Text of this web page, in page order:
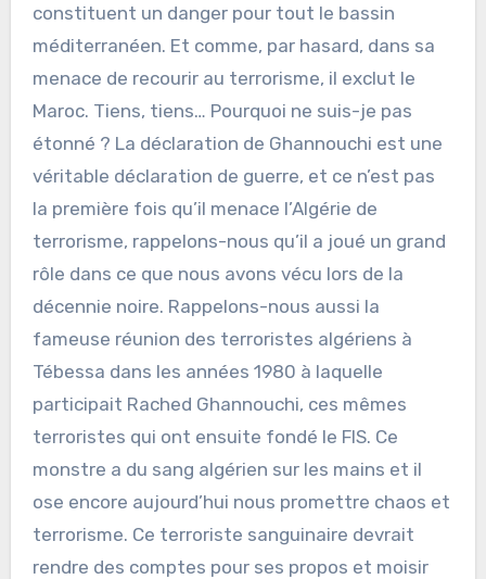
constituent un danger pour tout le bassin
méditerranéen. Et comme, par hasard, dans sa
menace de recourir au terrorisme, il exclut le
Maroc. Tiens, tiens… Pourquoi ne suis-je pas
étonné ? La déclaration de Ghannouchi est une
véritable déclaration de guerre, et ce n’est pas
la première fois qu’il menace l’Algérie de
terrorisme, rappelons-nous qu’il a joué un grand
rôle dans ce que nous avons vécu lors de la
décennie noire. Rappelons-nous aussi la
fameuse réunion des terroristes algériens à
Tébessa dans les années 1980 à laquelle
participait Rached Ghannouchi, ces mêmes
terroristes qui ont ensuite fondé le FIS. Ce
monstre a du sang algérien sur les mains et il
ose encore aujourd’hui nous promettre chaos et
terrorisme. Ce terroriste sanguinaire devrait
rendre des comptes pour ses propos et moisir